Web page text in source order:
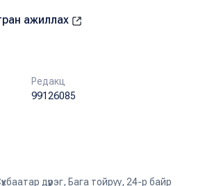
ажиллах
Редакц
99126085
дүүрэг, Бага тойруу, 24-р байр